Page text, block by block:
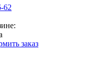
62
заказ